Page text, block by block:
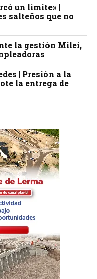
un límite» |
salteños que no
la gestión Milei,
| Presión a la
la entrega de